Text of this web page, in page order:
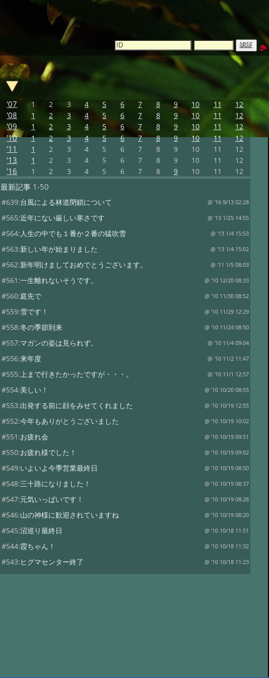
'07 1 2 3 4 5 6 7 8 9 10 11 12
'08 1 2 3 4 5 6 7 8 9 10 11 12
'09 1 2 3 4 5 6 7 8 9 10 11 12
'10 1 2 3 4 5 6 7 8 9 10 11 12
'11 1 2 3 4 5 6 7 8 9 10 11 12
'13 1 2 3 4 5 6 7 8 9 10 11 12
'16 1 2 3 4 5 6 7 8 9 10 11 12
最新記事1-50
#639:台風による林道閉鎖について @ '16 9/13 02:28
#565:近年にない厳しい寒さです @ '13 1/25 14:55
#564:人生の中でも１番か２番の猛吹雪 @ '13 1/4 15:53
#563:新しい年が始まりました @ '13 1/4 15:02
#562:新年明けましておめでとうございます。 @ '11 1/5 08:03
#561:一生離れないそうです。 @ '10 12/20 08:33
#560:庭先で @ '10 11/30 08:52
#559:雪です！ @ '10 11/29 12:29
#558:冬の季節到来 @ '10 11/24 08:50
#557:マガンの姿は見られず。 @ '10 11/4 09:04
#556:来年度 @ '10 11/2 11:47
#555:上まで行きたかったですが・・・。 @ '10 11/1 12:57
#554:美しい！ @ '10 10/20 08:55
#553:出発する前に顔をみせてくれました @ '10 10/19 12:55
#552:今年もありがとうございました @ '10 10/19 10:02
#551:お疲れ会 @ '10 10/19 09:51
#550:お疲れ様でした！ @ '10 10/19 09:02
#549:いよいよ今季営業最終日 @ '10 10/19 08:50
#548:三十路になりました！ @ '10 10/19 08:37
#547:元気いっぱいです！ @ '10 10/19 08:28
#546:山の神様に歓迎されていますね @ '10 10/19 08:20
#545:沼巡り最終日 @ '10 10/18 11:51
#544:霞ちゃん！ @ '10 10/18 11:32
#543:ヒグマセンター終了 @ '10 10/18 11:23
#542:山荘の周りは紅葉がきれいです